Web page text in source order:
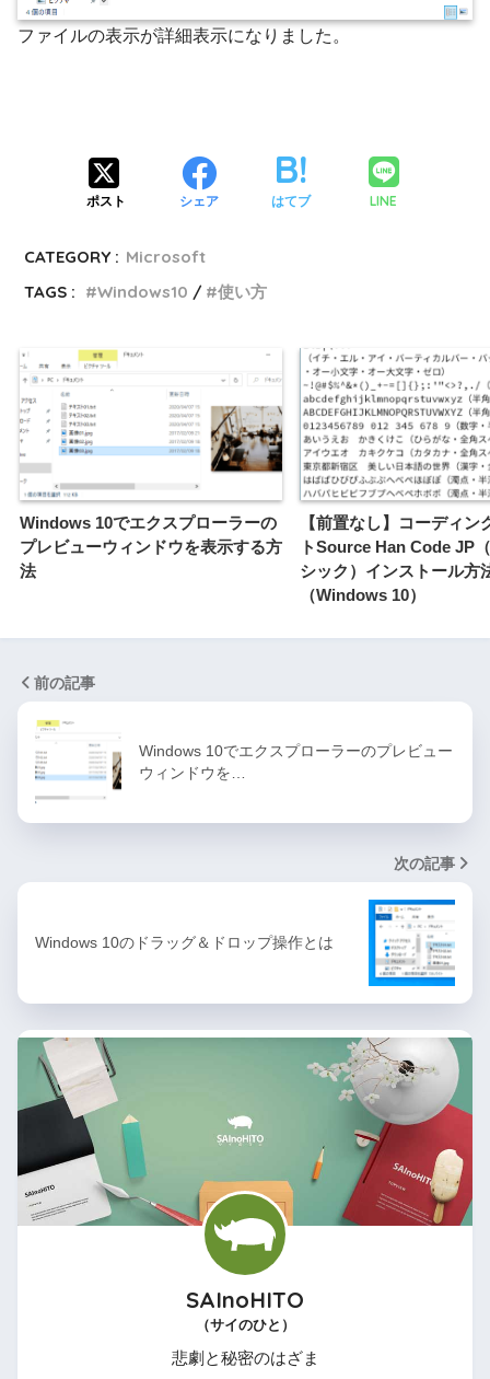
ファイルの表示が詳細表示になりました。
ポスト シェア はてブ LINE
CATEGORY : Microsoft
TAGS :
Windows10 使い方
Windows 10でエクスプローラーの
プレビューウィンドウを表示する方
法
【前置なし】コーディン
トSource Han Code JP
シック）インストール方
（Windows 10）
前の記事
Windows 10でエクスプローラーのプレビュー
ウィンドウを…
次の記事
Windows 10のドラッグ＆ドロップ操作とは
SAInoHITO
（サイのひと）
悲劇と秘密のはざま